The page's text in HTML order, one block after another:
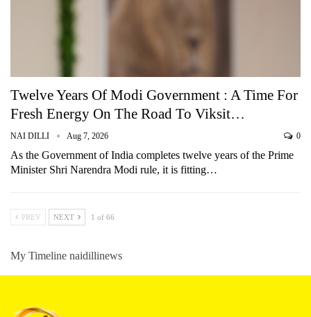
Twelve Years Of Modi Government : A Time For
Fresh Energy On The Road To Viksit…
NAI DILLI Aug 7, 2026 0
As the Government of India completes twelve years of the Prime
Minister Shri Narendra Modi rule, it is fitting…
PREV NEXT 1 of 66
My Timeline naidillinews